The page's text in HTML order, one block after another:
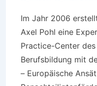
Im Jahr 2006
Axel Pohl eine
Practice-Center
Berufsbildung mit
– Europäische